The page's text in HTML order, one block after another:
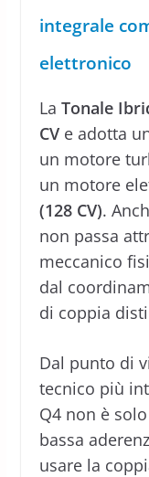
integrale
elettronico
La Tonale
CVe adotta
un motore
un motore
(128 CV).
non passa
meccanico
dal
di coppia
Dal punto di
tecnico più
Q4 non è
bassa
usare la